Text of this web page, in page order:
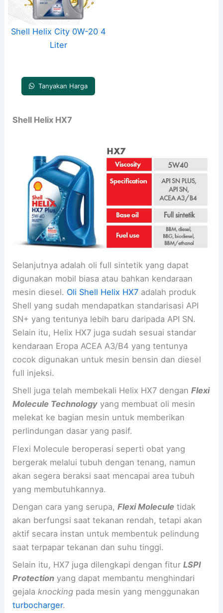
Shell Helix City 0W-20 4
Liter
Tanyakan Harga
Shell Helix HX7
Selanjutnya adalah oli full sintetik yang dapat
digunakan mobil biasa atau bahkan kendaraan
mesin diesel. Oli Shell Helix HX7 adalah produk
Shell yang sudah mendapatkan standarisasi API
SN+ yang tentunya lebih baru daripada API SN.
Selain itu, Helix HX7 juga sudah sesuai standar
kendaraan Eropa ACEA A3/B4 yang tentunya
cocok digunakan untuk mesin bensin dan diesel
full injeksi.
Shell juga telah membekali Helix HX7 denganFlexi
Molecule Technology yang membuat oli mesin
melekat ke bagian mesin untuk memberikan
perlindungan dasar yang pasif.
Flexi Molecule beroperasi seperti obat yang
bergerak melalui tubuh dengan tenang, namun
akan segera beraksi saat mencapai area tubuh
yang membutuhkannya.
Dengan cara yang serupa,Flexi Molecule tidak
akan berfungsi saat tekanan rendah, tetapi akan
aktif secara instan untuk membentuk pelindung
saat terpapar tekanan dan suhu tinggi.
Selain itu, HX7 juga dilengkapi dengan fiturLSPI
Protection yang dapat membantu menghindari
gejalaknocking pada mesin yang menggunakan
turbocharger.